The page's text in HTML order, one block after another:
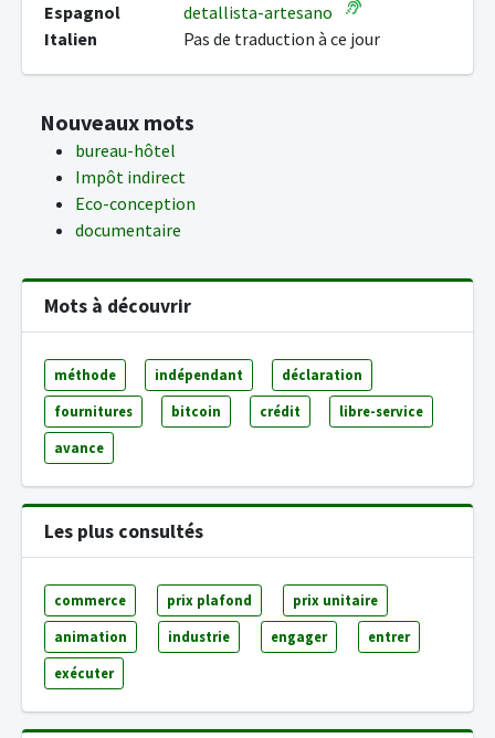
Espagnol
detallista-artesano
Italien
Pas de traduction à ce jour
Nouveaux mots
bureau-hôtel
Impôt indirect
Eco-conception
documentaire
Mots à découvrir
méthode indépendant déclaration
fournitures bitcoin crédit libre-service
avance
Les plus consultés
commerce prix plafond prix unitaire
animation industrie engager entrer
exécuter